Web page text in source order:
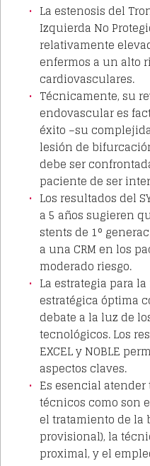
La estenosis del
Izquierda No
relativamente
enfermos a un alto
cardiovasculares.
Técnicamente, su
endovascular es
éxito –su
lesión de
debe ser
paciente de ser
Los resultados del
a 5 años sugieren
stents de 1°
a una CRM en los
moderado riesgo.
La estrategia para
estratégica óptima
debate a la luz de
tecnológicos. Los
EXCEL y NOBLE
aspectos claves.
Es esencial
técnicos como son
el tratamiento de la
provisional), la
proximal, y el